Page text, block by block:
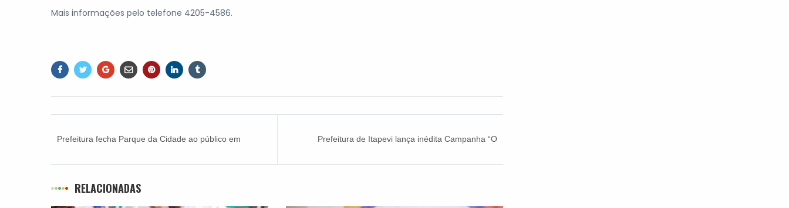
Mais informações pelo telefone 4205-4586.
Prefeitura fecha Parque da Cidade ao público em
Prefeitura de Itapevi lança inédita Campanha “O
RELACIONADAS